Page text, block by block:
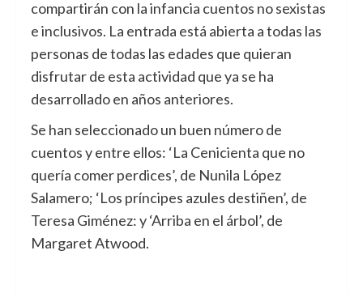
compartirán con la infancia cuentos no sexistas
e inclusivos. La entrada está abierta a todas las
personas de todas las edades que quieran
disfrutar de esta actividad que ya se ha
desarrollado en años anteriores.
Se han seleccionado un buen número de
cuentos y entre ellos: ‘La Cenicienta que no
quería comer perdices’, de Nunila López
Salamero; ‘Los príncipes azules destiñen’, de
Teresa Giménez: y ‘Arriba en el árbol’, de
Margaret Atwood.